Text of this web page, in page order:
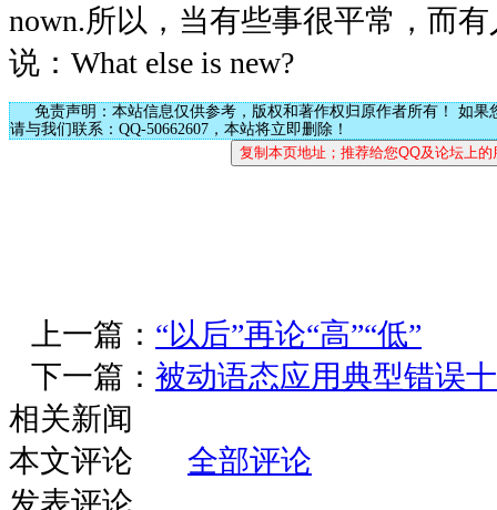
nown.所以，当有些事很平常，而
说：What else is new?
免责声明：本站信息仅供参考，版权和著作权归原作者所有！ 如果
请与我们联系：QQ-50662607，本站将立即删除！
上一篇： “以后”再论“高”“低”
下一篇： 被动语态应用典型错误
相关新闻
本文评论
全部评论
发表评论